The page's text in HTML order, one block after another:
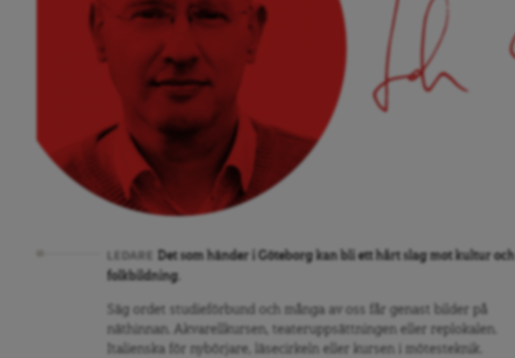
LEDARE
Det som händer i Göteborg kan bli ett hårt slag mot kultur och
folkbildning.
Säg ordet studieförbund och många av oss får genast bilder på
näthinnan. Akvarellkursen, teateruppsättningen eller replokalen.
Italienska för nybörjare, läsecirkeln eller kursen i mötesteknik.